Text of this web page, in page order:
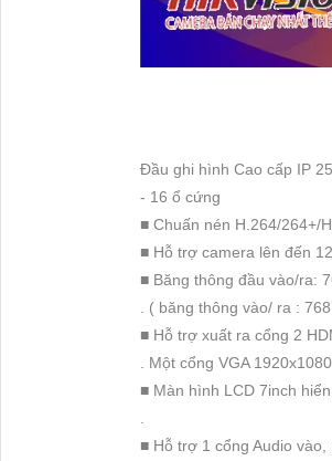
Đầu ghi hình Cao cấp IP
- 16 ổ cứng
■ Chuấn nén H.264/264+/
■ Hỗ trợ camera lên đến
■ Băng thông đầu vào/ra:
. ( băng thông vào/ ra :
■ Hỗ trợ xuất ra cổng 2
. Một cổng VGA 1920x1080
■ Màn hình LCD 7inch
.
■ Hỗ trợ 1 cổng Audio vào,